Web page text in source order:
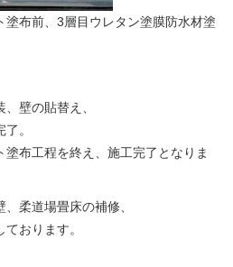
塗布前、3層目ウレタン塗膜防水材塗
壁の貼替え、
。
布工程を終え、施工完了となりま
柔道場畳床の補修、
おります。